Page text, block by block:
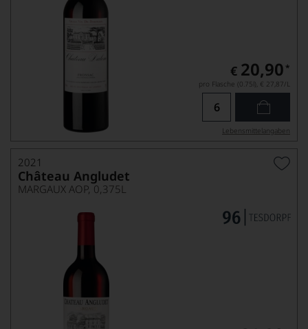
€ 20,90 *
pro Flasche (0.75l), € 27,87/L
Lebensmittel­angaben
2021
Château Angludet
MARGAUX AOP, 0,375L